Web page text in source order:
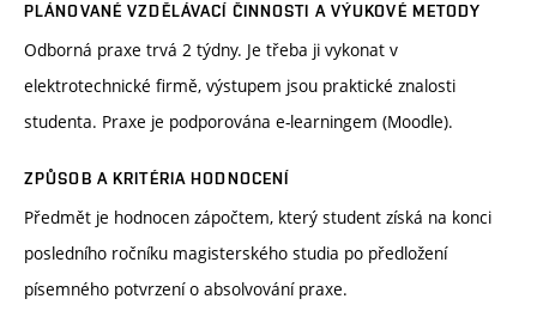
PLÁNOVANÉ VZDĚLÁVACÍ ČINNOSTI A VÝUKOVÉ METODY
Odborná praxe trvá 2 týdny. Je třeba ji vykonat v
elektrotechnické firmě, výstupem jsou praktické znalosti
studenta. Praxe je podporována e-learningem (Moodle).
ZPŮSOB A KRITÉRIA HODNOCENÍ
Předmět je hodnocen zápočtem, který student získá na konci
posledního ročníku magisterského studia po předložení
písemného potvrzení o absolvování praxe.